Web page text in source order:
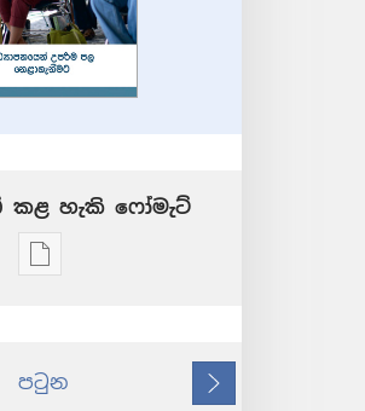
හැකි ‍‍ෆෝමැට්
ප්‍රකාශන
ක්‍රම
පටුන
ඊළඟ